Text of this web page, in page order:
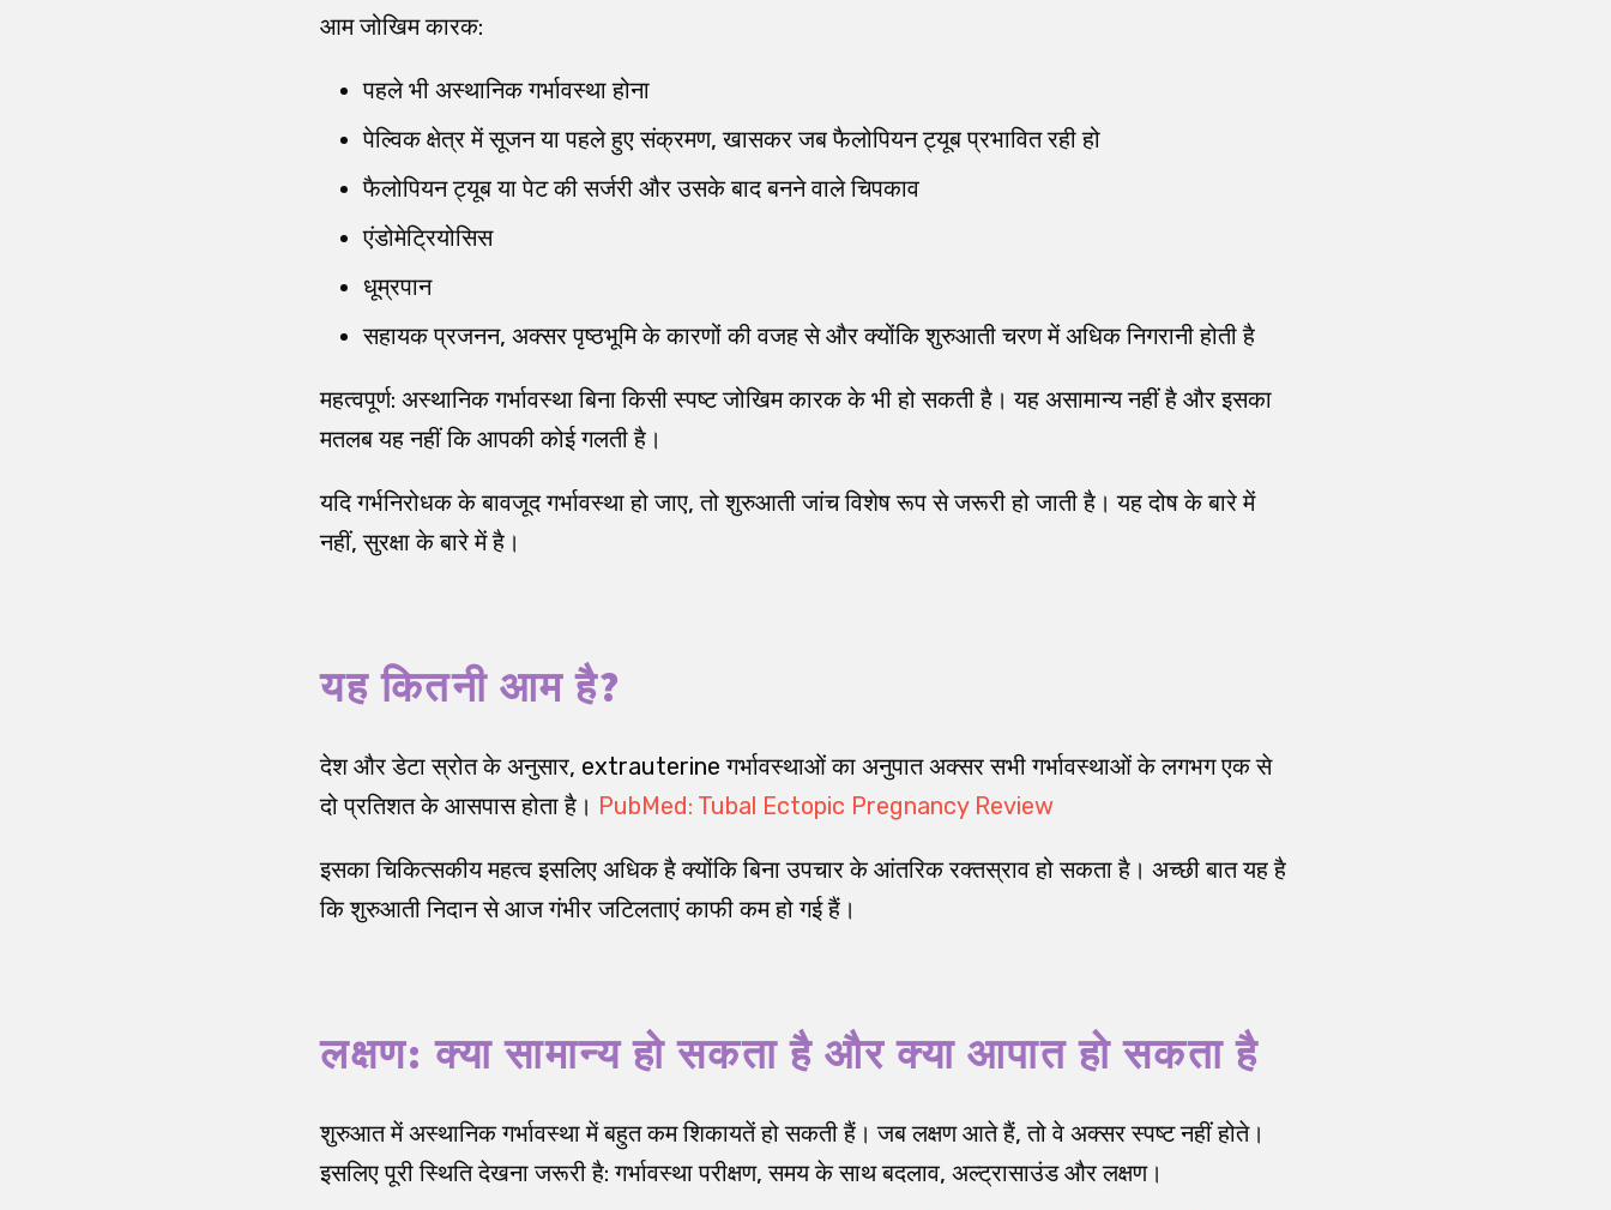
आम जोखिम कारक:
पहले भी अस्थानिक गर्भावस्था होना
पेल्विक क्षेत्र में सूजन या पहले हुए संक्रमण, खासकर जब फैलोपियन ट्यूब प्रभावित रही हो
फैलोपियन ट्यूब या पेट की सर्जरी और उसके बाद बनने वाले चिपकाव
एंडोमेट्रियोसिस
धूम्रपान
सहायक प्रजनन, अक्सर पृष्ठभूमि के कारणों की वजह से और क्योंकि शुरुआती चरण में अधिक निगरानी होती है
महत्वपूर्ण: अस्थानिक गर्भावस्था बिना किसी स्पष्ट जोखिम कारक के भी हो सकती है। यह असामान्य नहीं है और इसका
मतलब यह नहीं कि आपकी कोई गलती है।
यदि गर्भनिरोधक के बावजूद गर्भावस्था हो जाए, तो शुरुआती जांच विशेष रूप से जरूरी हो जाती है। यह दोष के बारे में
नहीं, सुरक्षा के बारे में है।
यह कितनी आम है?
देश और डेटा स्रोत के अनुसार, extrauterine गर्भावस्थाओं का अनुपात अक्सर सभी गर्भावस्थाओं के लगभग एक से
दो प्रतिशत के आसपास होता है। PubMed: Tubal Ectopic Pregnancy Review
इसका चिकित्सकीय महत्व इसलिए अधिक है क्योंकि बिना उपचार के आंतरिक रक्तस्राव हो सकता है। अच्छी बात यह है
कि शुरुआती निदान से आज गंभीर जटिलताएं काफी कम हो गई हैं।
लक्षण: क्या सामान्य हो सकता है और क्या आपात हो सकता है
शुरुआत में अस्थानिक गर्भावस्था में बहुत कम शिकायतें हो सकती हैं। जब लक्षण आते हैं, तो वे अक्सर स्पष्ट नहीं होते।
इसलिए पूरी स्थिति देखना जरूरी है: गर्भावस्था परीक्षण, समय के साथ बदलाव, अल्ट्रासाउंड और लक्षण।